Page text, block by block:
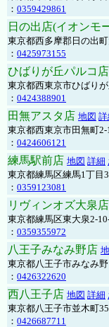
： 0359429861
日の出店(イオンモ
東京都西多摩郡日の出
： 0425973155
ひばりが丘パルコ店
東京都西東京市ひばり
： 0424388901
田無アスタ店 地図 詳
東京都西東京市田無町
： 0424606121
練馬駅前店 地図 詳細
東京都練馬区練馬1丁目
： 0359123081
リヴィンオズ大泉店
東京都練馬区東大泉2-
： 0359355972
八王子みなみ野店
東京都八王子市みなみ
： 0426322620
西八王子店 地図 詳細
東京都八王子市並木町
： 0426687711